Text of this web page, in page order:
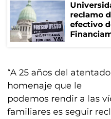
reclamo
efectivo
“A 25 años del
homenaje que le
podemos rendir a las
familiares es seguir